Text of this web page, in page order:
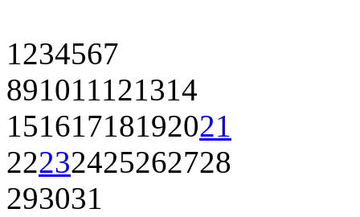
1234567
891011121314
15161718192021
22232425262728
293031